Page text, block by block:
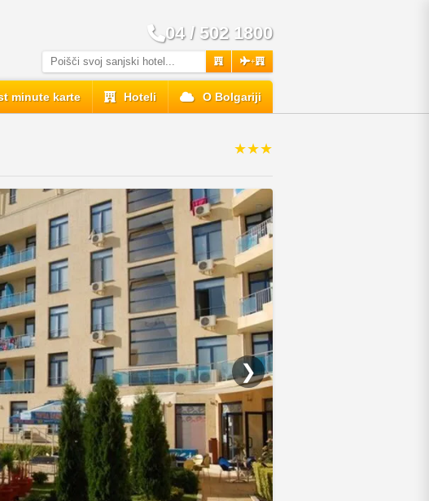
04 / 502 1800
+
minute karte Hoteli O Bolgariji
★★★
❯